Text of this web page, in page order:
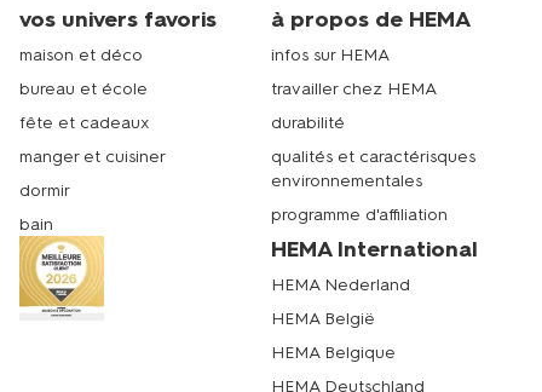
vos univers favoris
maison et déco
bureau et école
fête et cadeaux
manger et cuisiner
dormir
bain
à propos de HEMA
infos sur HEMA
travailler chez HEMA
durabilité
qualités et caractérisques
environnementales
programme d'affiliation
HEMA International
HEMA Nederland
HEMA België
HEMA Belgique
HEMA Deutschland